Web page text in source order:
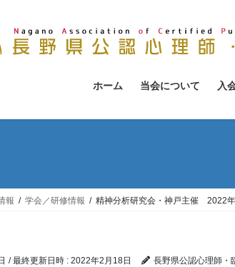
ホーム 当会について 入
報 学会／研修情報 精神分析研究会・神戸主催 2022
/ 最終更新日時 : 2022年2月18日 長野県公認心理師・